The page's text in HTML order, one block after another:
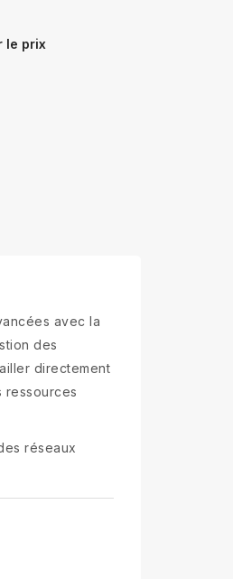
le prix
avec la
des
directement
ressources
réseaux